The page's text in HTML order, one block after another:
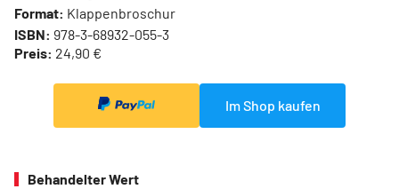
Format: Klappenbroschur
ISBN: 978-3-68932-055-3
Preis: 24,90 €
Im Shop kaufen
Behandelter Wert